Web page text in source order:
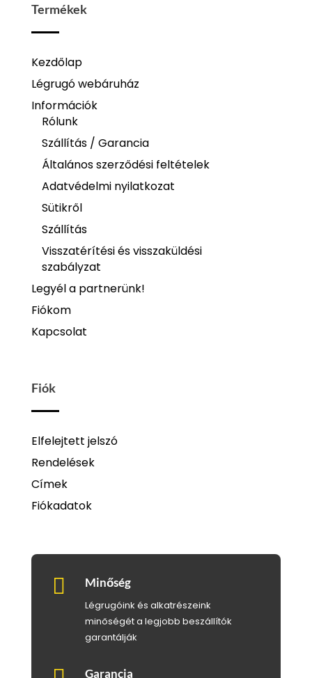
Termékek
Kezdőlap
Légrugó webáruház
Információk
Rólunk
Szállítás / Garancia
Általános szerződési feltételek
Adatvédelmi nyilatkozat
Sütikről
Szállítás
Visszatérítési és visszaküldési
szabályzat
Legyél a partnerünk!
Fiókom
Kapcsolat
Fiók
Elfelejtett jelszó
Rendelések
Címek
Fiókadatok
 Minőség
Légrugóink és alkatrészeink
minőségét a legjobb beszállítók
garantálják
Garancia